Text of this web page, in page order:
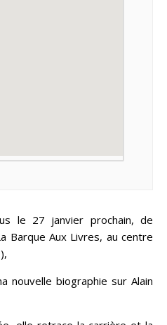
Barque Aux Livres, au centre
nouvelle biographie sur Alain